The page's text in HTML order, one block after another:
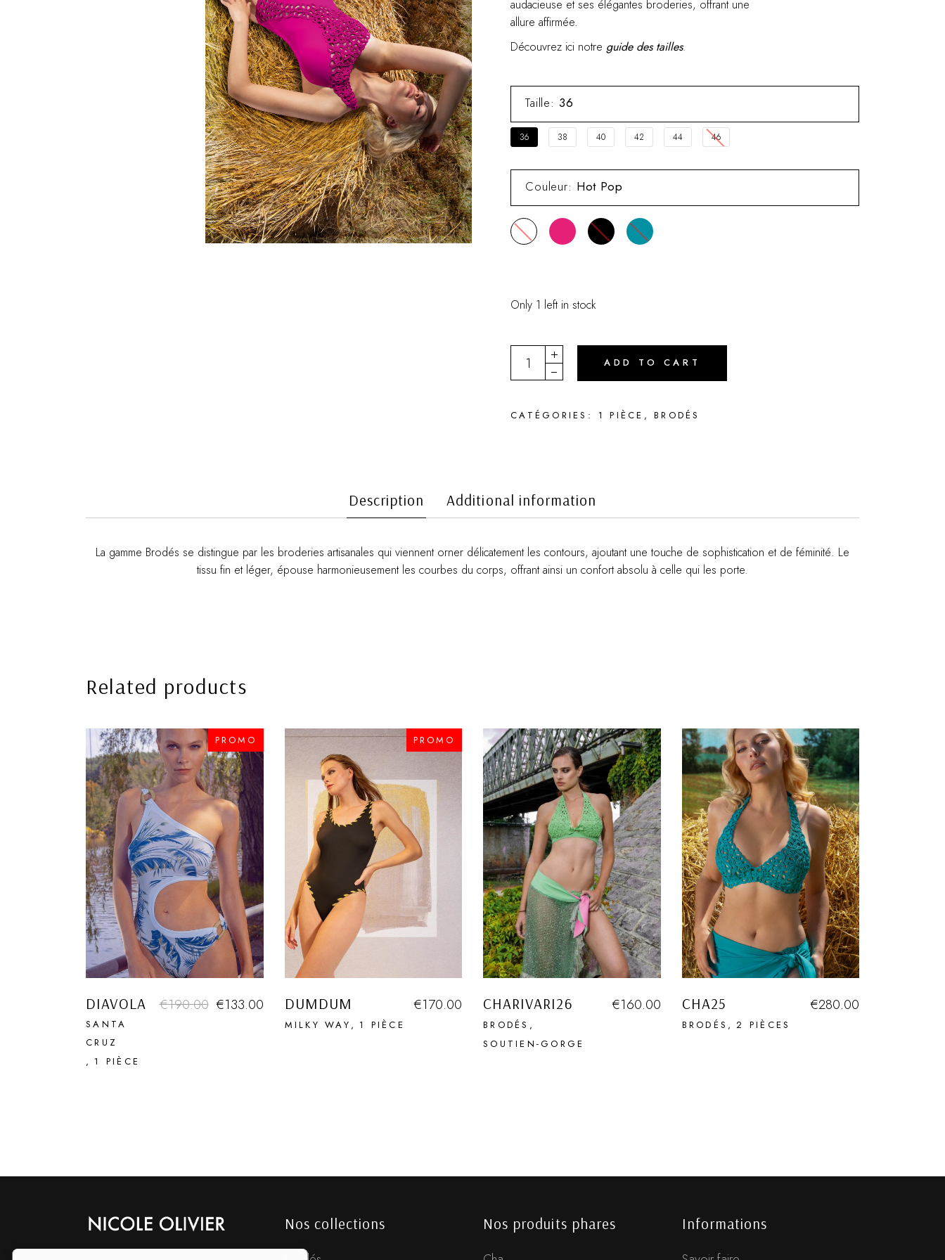
audacieuse et ses élégantes broderies, offrant une
allure affirmée.
Découvrez ici notre guide des tailles.
Taille: 36
36 38 40 42 44 46
Couleur: Hot Pop
Only 1 left in stock
CHARLOT25 quantity
ADD TO CART
CATÉGORIES: 1 PIÈCE , BRODÉS
Description Additional information
La gamme Brodés se distingue par les broderies artisanales qui viennent orner délicatement les contours, ajoutant une touche de sophistication et de féminité. Le
tissu fin et léger, épouse harmonieusement les courbes du corps, offrant ainsi un confort absolu à celle qui les porte.
Related products
PROMO
DIAVOLA
SANTA
CRUZ
1 PIÈCE
€190.00 €133.00
PROMO
DUMDUM
MILKY WAY 1 PIÈCE
€170.00 CHARIVARI26
BRODÉS
SOUTIEN-GORGE
€160.00 CHA25
BRODÉS 2 PIÈCES
€280.00
Nos collections
Nos produits phares
Informations